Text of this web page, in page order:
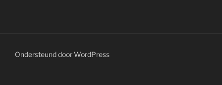
Ondersteund door WordPress